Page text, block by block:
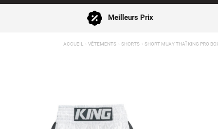
Meilleurs Prix
ACCUEIL VÊTEMENTS SHORTS SHORT MUAY THAÏ KING PRO